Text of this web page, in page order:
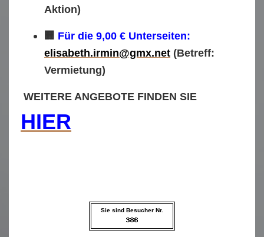
Aktion)
🏢 Für die 9,00 € Unterseiten:
elisabeth.irmin@gmx.net (Betreff:
Vermietung)
WEITERE ANGEBOTE FINDEN SIE
HIER
Sie sind Besucher Nr.